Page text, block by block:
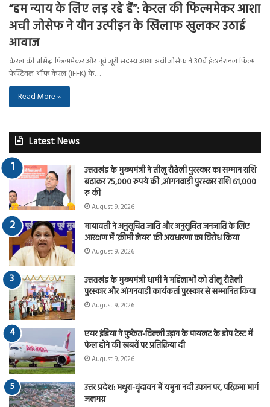
“हम न्याय के लिए लड़ रहे हैं”: केरल की फिल्ममेकर आशा
अची जोसेफ ने यौन उत्पीड़न के खिलाफ खुलकर उठाई
आवाज
केरल की प्रसिद्ध फिल्ममेकर और पूर्व जूरी सदस्य आशा अची जोसेफ ने 30वें इंटरनेशनल फिल्म
फेस्टिवल ऑफ केरल (IFFK) के…
Read More »
Latest News
उत्तराखंड के मुख्यमंत्री ने तीलू रौतेली पुरस्कार का सम्मान राशि
बढ़ाकर 75,000 रुपये की ,आंगनवाड़ी पुरस्कार राशि 61,000
रु की
August 9, 2026
मायावती ने अनुसूचित जाति और अनुसूचित जनजाति के लिए
आरक्षण में ‘क्रीमी लेयर’ की अवधारणा का विरोध किया
August 9, 2026
उत्तराखंड के मुख्यमंत्री धामी ने महिलाओं को तीलू रौतेली
पुरस्कार और आंगनवाड़ी कार्यकर्ता पुरस्कार से सम्मानित किया
August 9, 2026
एयर इंडिया ने फुकेत-दिल्ली उड़ान के पायलट के डोप टेस्ट में
फेल होने की खबरों पर प्रतिक्रिया दी
August 9, 2026
उत्तर प्रदेश: मथुरा-वृंदावन में यमुना नदी उफान पर, परिक्रमा मार्ग
जलमग्न